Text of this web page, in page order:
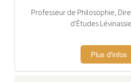
Professeur de Philosophie,
d'Études
Plus d'infos